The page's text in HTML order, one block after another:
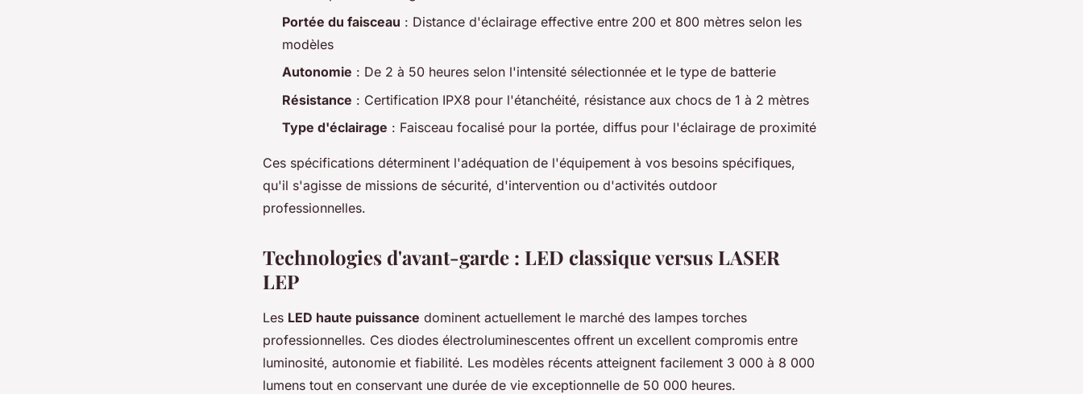
Portée du faisceau : Distance d'éclairage effective entre 200 et 800 mètres selon les
modèles
Autonomie : De 2 à 50 heures selon l'intensité sélectionnée et le type de batterie
Résistance : Certification IPX8 pour l'étanchéité, résistance aux chocs de 1 à 2 mètres
Type d'éclairage : Faisceau focalisé pour la portée, diffus pour l'éclairage de proximité
Ces spécifications déterminent l'adéquation de l'équipement à vos besoins spécifiques,
qu'il s'agisse de missions de sécurité, d'intervention ou d'activités outdoor
professionnelles.
Technologies d'avant-garde : LED classique versus LASER
LEP
Les LED haute puissance dominent actuellement le marché des lampes torches
professionnelles. Ces diodes électroluminescentes offrent un excellent compromis entre
luminosité, autonomie et fiabilité. Les modèles récents atteignent facilement 3 000 à 8 000
lumens tout en conservant une durée de vie exceptionnelle de 50 000 heures.